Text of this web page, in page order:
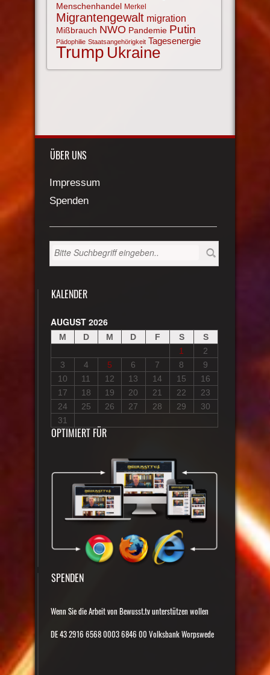
Menschenhandel Merkel
Migrantengewalt migration
Mißbrauch NWO Pandemie Putin
Pädophilie Staatsangehörigkeit Tagesenergie
Trump Ukraine
ÜBER UNS
Impressum
Spenden
KALENDER
AUGUST 2026
M D M D F S
S
1
2
3
4 5 6 7 8
9
10
11 12 13 14 15
16
17
18 19 20 21 22
23
24
25 26 27 28 29
30
31
OPTIMIERT FÜR
SPENDEN
Wenn Sie die Arbeit von Bewusst.tv unterstützen wollen
DE 43 2916 6568 0003 6846 00 Volksbank Worpswede